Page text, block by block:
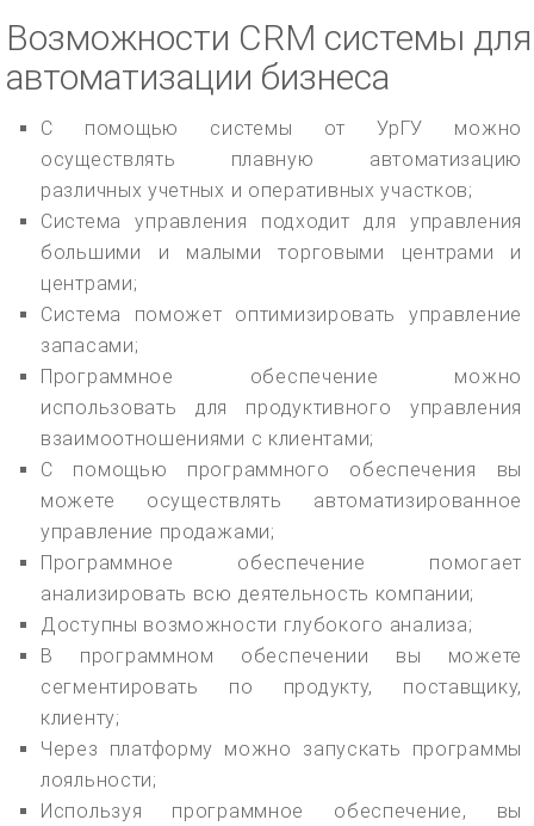
Возможности CRM системы для
автоматизации бизнеса
С помощью системы от УрГУ можно
осуществлять плавную автоматизацию
различных учетных и оперативных участков;
Система управления подходит для управления
большими и малыми торговыми центрами и
центрами;
Система поможет оптимизировать управление
запасами;
Программное обеспечение можно
использовать для продуктивного управления
взаимоотношениями с клиентами;
С помощью программного обеспечения вы
можете осуществлять автоматизированное
управление продажами;
Программное обеспечение помогает
анализировать всю деятельность компании;
Доступны возможности глубокого анализа;
В программном обеспечении вы можете
сегментировать по продукту, поставщику,
клиенту;
Через платформу можно запускать программы
лояльности;
Используя программное обеспечение, вы